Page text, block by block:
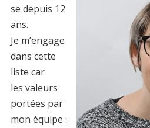
se depuis 12
ans.
Je m’engage
dans cette
liste car
les valeurs
portées par
mon équipe :